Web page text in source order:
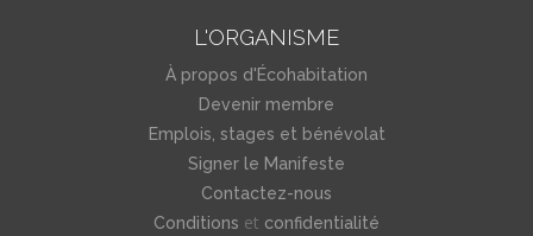
L'ORGANISME
À propos d'Écohabitation
Devenir membre
Emplois, stages et bénévolat
Signer le Manifeste
Contactez-nous
Conditions et confidentialité